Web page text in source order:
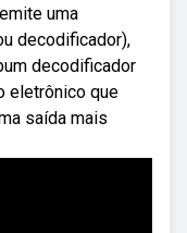
uma
decodificador),
decodificador
eletrônico que
saída mais